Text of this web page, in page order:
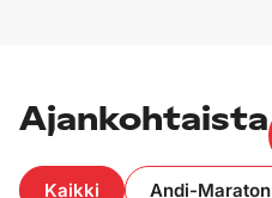
Ajankohtaista
Andi-Maraton
Kaikki